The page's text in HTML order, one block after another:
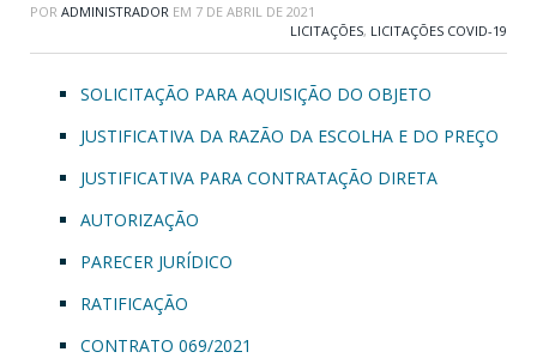
POR ADMINISTRADOR EM 7 DE ABRIL DE 2021
LICITAÇÕES, LICITAÇÕES COVID-19
SOLICITAÇÃO PARA AQUISIÇÃO DO OBJETO
JUSTIFICATIVA DA RAZÃO DA ESCOLHA E DO PREÇO
JUSTIFICATIVA PARA CONTRATAÇÃO DIRETA
AUTORIZAÇÃO
PARECER JURÍDICO
RATIFICAÇÃO
CONTRATO 069/2021